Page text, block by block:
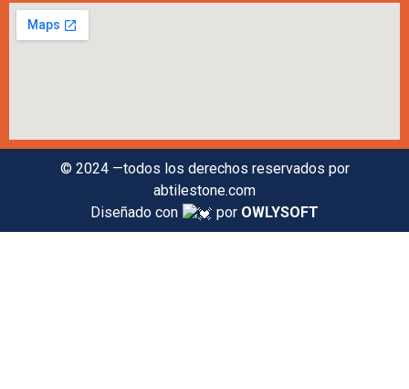
© 2024 —todos los derechos reservados por
abtilestone.com
Diseñado con
por OWLYSOFT